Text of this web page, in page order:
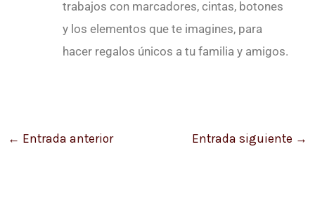
trabajos con marcadores, cintas, botones
y los elementos que te imagines, para
hacer regalos únicos a tu familia y amigos.
← Entrada anterior Entrada siguiente →